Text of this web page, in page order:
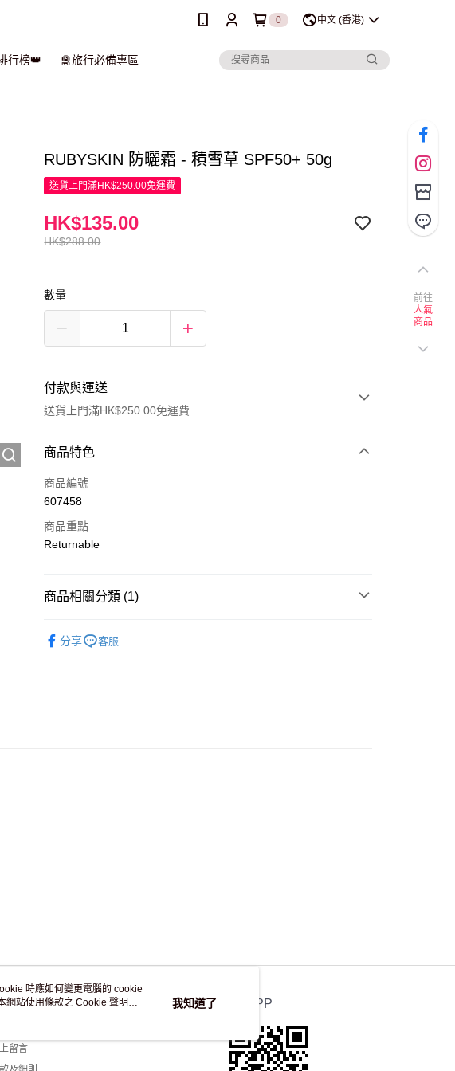
0 中文 (香港)
行榜👑 🛅旅行必備專區
RUBYSKIN 防曬霜 - 積雪草 SPF50+ 50g
送貨上門滿HK$250.00免運費
HK$288.00
HK$135.00
數量
付款與運送
送貨上門滿HK$250.00免運費
付款方式
信用卡
AlipayHK
JD京東物流，訂單確認發貨後2-4個工作天送達
商品特色
商品編號
607458
商品重點
Returnable
商品相關分類 (1)
分享
客服
戶服務
留言
官方APP
前往
人氣
商品
時應如何變更電腦的 cookie
網站使用條款之 Cookie 聲明使
我知道了